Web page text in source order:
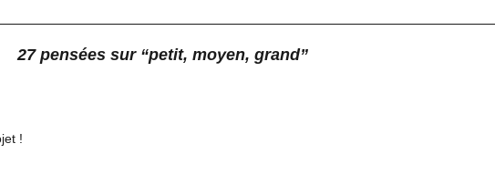
27 pensées sur “petit, moyen, grand”
!